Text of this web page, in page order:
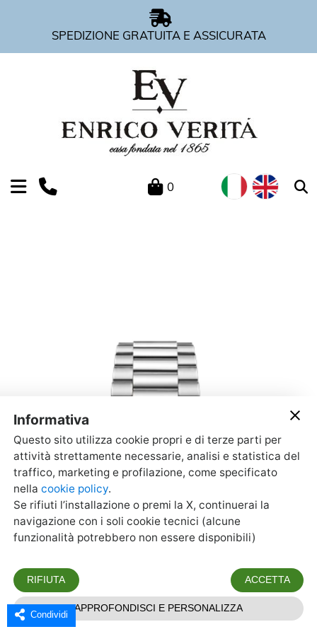
Condividi